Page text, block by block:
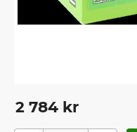
2 784 kr